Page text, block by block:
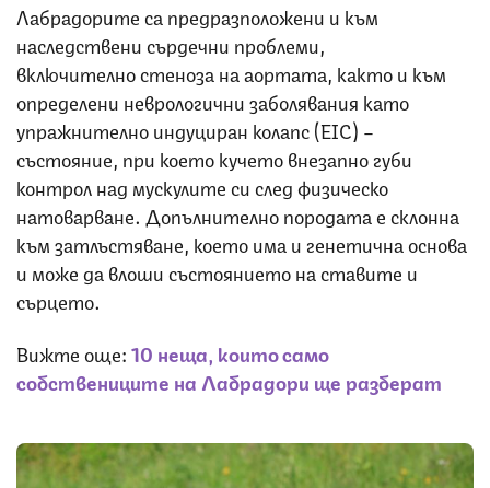
Лабрадорите са предразположени и към
наследствени сърдечни проблеми,
включително стеноза на аортата, както и към
определени неврологични заболявания като
упражнително индуциран колапс (EIC) –
състояние, при което кучето внезапно губи
контрол над мускулите си след физическо
натоварване. Допълнително породата е склонна
към затлъстяване, което има и генетична основа
и може да влоши състоянието на ставите и
сърцето.
Вижте още:10 неща, които само
собствениците на Лабрадори ще разберат